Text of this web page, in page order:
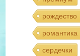
рождество
романтика
сердечки